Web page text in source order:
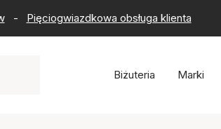
- Pięciogwiazdkowa obsługa klienta
Biżuteria Marki